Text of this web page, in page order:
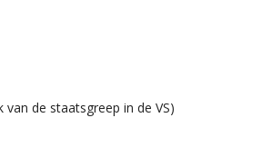
van de staatsgreep in de VS)